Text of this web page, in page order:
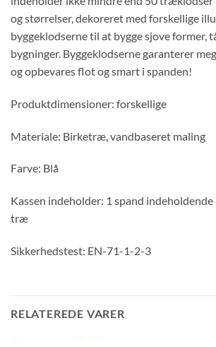
og størrelser, dekoreret med forskellige
byggeklodserne til at bygge sjove former,
bygninger. Byggeklodserne garanterer
og opbevares flot og smart i spanden!
Produktdimensioner: forskellige
Materiale: Birketræ, vandbaseret maling
Farve: Blå
Kassen indeholder: 1 spand
træ
Sikkerhedstest: EN-71-1-2-3
RELATEREDE VARER